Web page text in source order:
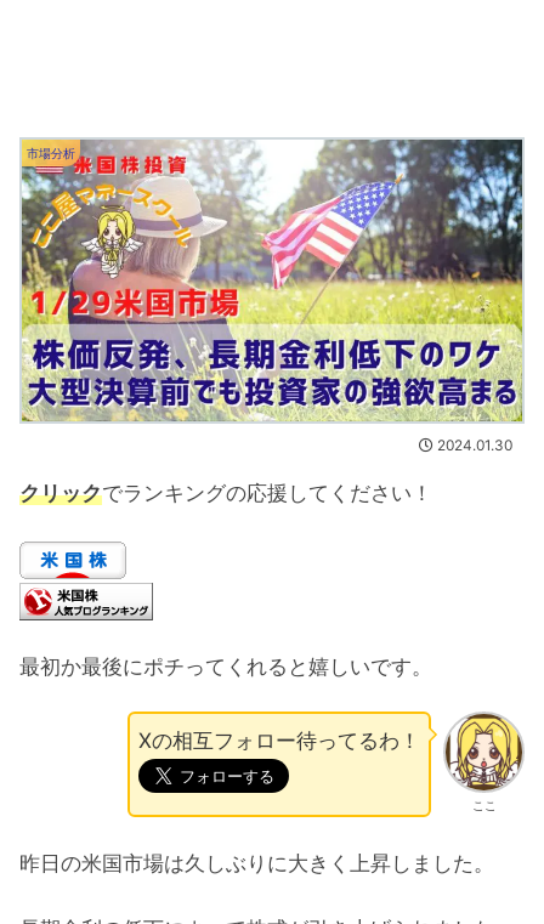
市場分析
2024.01.30
クリックでランキングの応援してください！
最初か最後にポチってくれると嬉しいです。
ここ
Xの相互フォロー待ってるわ！
昨日の米国市場は久しぶりに大きく上昇しました。